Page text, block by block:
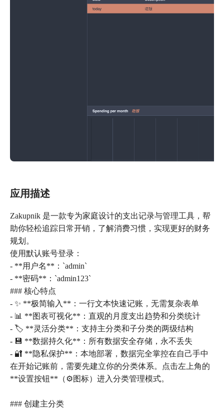
应用描述
Zakupnik 是一款专为家庭设计的支出记录与管理工具，帮
助你轻松追踪日常开销，了解消费习惯，实现更好的财务
规划。
使用默认账号登录：
- **用户名**：`admin`
- **密码**：`admin123`
### 核心特点
- ✨ **极简输入**：一行文本快速记账，无需复杂表单
- 📊 **图表可视化**：直观的月度支出趋势和分类统计
- 🏷️ **灵活分类**：支持主分类和子分类的两级结构
- 💾 **数据持久化**：所有数据安全存储，永不丢失
- 🔐 **隐私保护**：本地部署，数据完全掌控在自己手中
在开始记账前，需要先建立你的分类体系。点击左上角的
**设置按钮**（⚙️图标）进入分类管理模式。
### 创建主分类